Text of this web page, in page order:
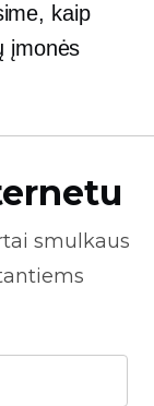
kaip
įmonės
smulkaus